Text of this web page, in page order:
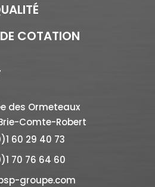
COTATION
des Ormeteaux
Comte-Robert
60 29 40 73
70 76 64 60
groupe.com